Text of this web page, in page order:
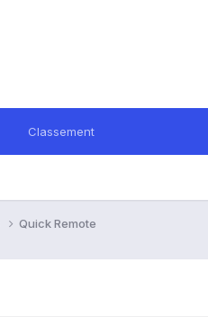
Classement
Quick Remote